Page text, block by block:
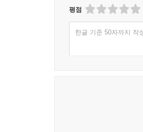
시대이지만, 인간의 저
마지막에서 저자가 역설하
[미디어 추천평]
평점
한글 기준 50자까지 작